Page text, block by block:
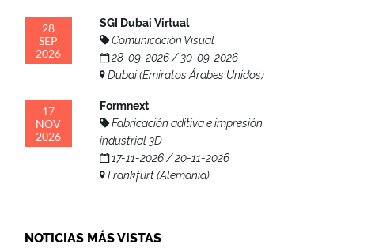
28
SEP
2026
SGI Dubai Virtual
Comunicación Visual
28-09-2026 / 30-09-2026
Dubai (Emiratos Árabes Unidos)
17
NOV
2026
Formnext
Fabricación aditiva e impresión
industrial 3D
17-11-2026 / 20-11-2026
Frankfurt (Alemania)
NOTICIAS MÁS VISTAS